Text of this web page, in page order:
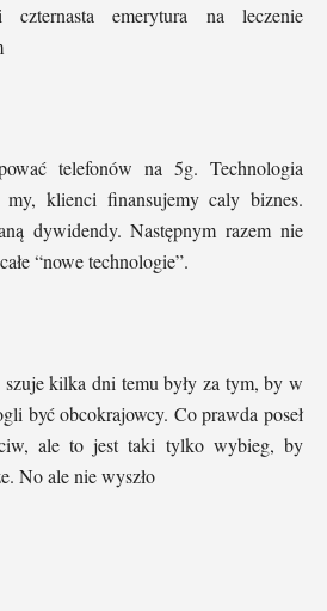
emerytura na leczenie
telefonów na 5g. Technologia
klienci finansujemy caly biznes.
dywidendy. Następnym razem nie
“nowe technologie”.
kilka dni temu były za tym, by w
być obcokrajowcy. Co prawda poseł
ale to jest taki tylko wybieg, by
No ale nie wyszło